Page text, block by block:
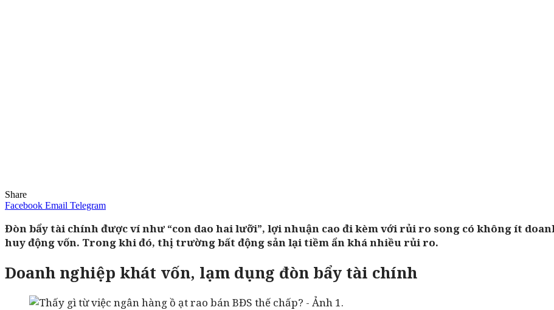
Share
Facebook Email Telegram
Đòn bẩy tài chính được ví như “con dao hai lưỡi”, lợi nhuận cao đi kèm với rủi ro song có không ít
huy động vốn. Trong khi đó, thị trường bất động sản lại tiềm ẩn khá nhiều rủi ro.
Doanh nghiệp khát vốn, lạm dụng đòn bẩy tài chính